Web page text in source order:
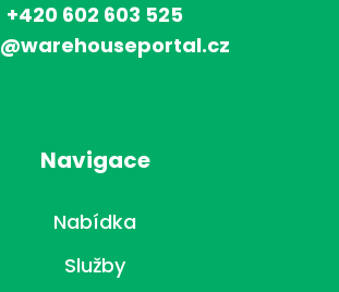
+420 602 603 525
Navigace
Nabídka
Služby